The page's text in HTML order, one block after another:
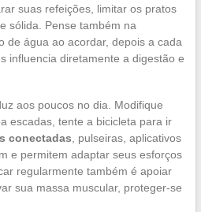
suas refeições, limitar os pratos
sólida. Pense também na
de água ao acordar, depois a cada
influencia diretamente a digestão e
aos poucos no dia. Modifique
escadas, tente a bicicleta para ir
conectadas , pulseiras, aplicativos
e permitem adaptar seus esforços
regularmente também é apoiar
sua massa muscular, proteger-se